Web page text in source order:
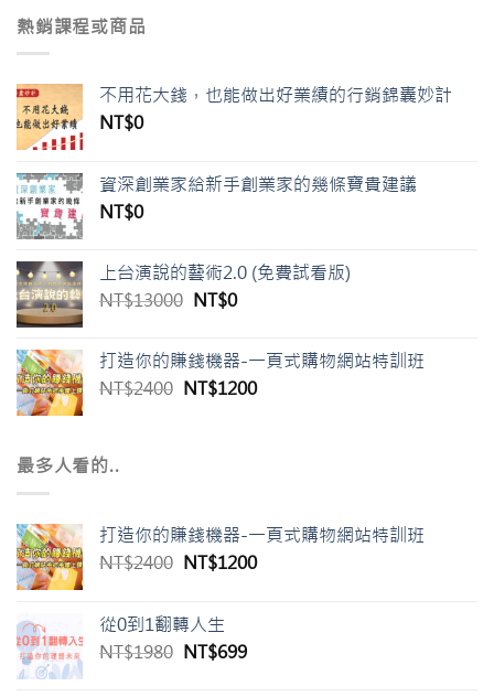
熱銷課程或商品
不用花大錢，也能做出好業績的行銷錦囊妙計
NT$0
資深創業家給新手創業家的幾條寶貴建議
NT$0
上台演說的藝術2.0 (免費試看版)
NT$13000 NT$0
打造你的賺錢機器-一頁式購物網站特訓班
NT$2400 NT$1200
最多人看的..
打造你的賺錢機器-一頁式購物網站特訓班
NT$2400 NT$1200
從0到1翻轉人生
NT$1980 NT$699